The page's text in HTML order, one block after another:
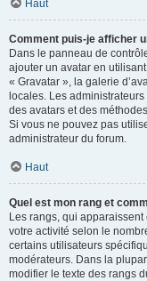
Haut
Comment puis-je afficher
Dans le panneau de
ajouter un avatar en
« Gravatar », la galerie
locales. Les
des avatars et des
Si vous ne pouvez pas
administrateur du forum.
Haut
Quel est mon rang et
Les rangs, qui
votre activité selon le
certains utilisateurs
modérateurs. Dans la
modifier le texte des rangs